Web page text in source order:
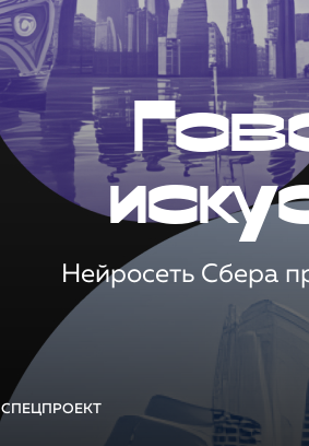
СПЕЦПРОЕКТ
Нейросеть Сбера